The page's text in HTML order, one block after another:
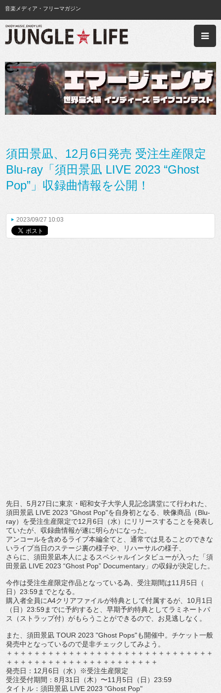
音楽メディア・フリーマガジン
須田景凪、12月6日発売 受注生産限定
Blu-ray「須田景凪 LIVE 2023 “Ghost
Pop”」収録曲情報を公開！
2023/09/27 10:03
先日、 5月 27日に東京・ 昭和女子大学人見記念講堂にて行われた、
須田景凪 LIVE 2023 "Ghost Pop"を自身初となる、映像商品（Blu-
ray） を受注生産限定で12 月6日（水） にリリースすることを発表し
ていたが、 収録曲情報が遂に明らかになった。
アンコールを含めるライブ本編全てと、 通常では見ることのできな
いライブ当日のステージ裏の様子や、
リハーサルの様子、
さらに、須田景凪本人によるスペシャルインタビューが入った「須
田景凪 LIVE 2023 “Ghost Pop” Documentary 」の収録が決定した。
今作は受注生産限定作品となっている為、受注期間は11 月5日（
日） 23:59までとなる。
購入者全員にA4クリアファイルが特典として付属するが、 10月 1 日
（日） 23:59 までに予約すると、 早期予約特典としてラミネートパ
ス（ストラップ付） がもらうことができるので、お見逃しなく。
また、須田景凪 TOUR 2023 "Ghost Pops"も開催中。 チケット一般
発売中となっているので是非チェックしてみよう。
＋＋＋＋＋＋＋＋＋＋＋＋＋＋＋＋＋＋＋＋＋＋＋＋＋＋＋＋＋＋
＋＋＋＋＋＋＋＋＋＋＋＋＋＋＋＋＋＋＋＋＋＋
発売日： 12 月6日（水）※受注生産限定
受注受付期間： 8 月31 日（木）〜11 月 5日（日） 23:59
タイトル：須田景凪 LIVE 2023 "Ghost Pop"